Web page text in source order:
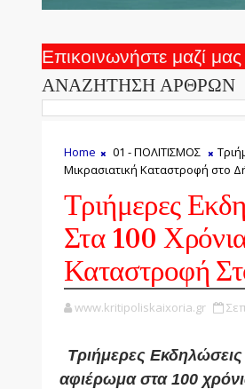
Επικοινωνήστε μαζί
ΑΝΑΖΗΤΗΣΗ ΑΡΘΡΩΝ
Home 01 - ΠΟΛΙΤΙΣΜΟΣ
Μικρασιατική Καταστροφή στο
Τριήμερες
Στα 100
Καταστροφή
www.kritipoliskaixoria.gr
Τριήμερες
αφιέρωμα στα 100